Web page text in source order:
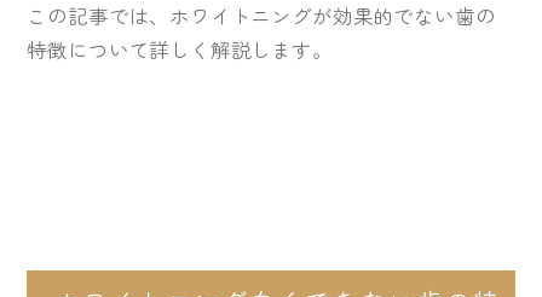
この記事では、ホワイトニングが効果的でない歯の
特徴について詳しく解説します。